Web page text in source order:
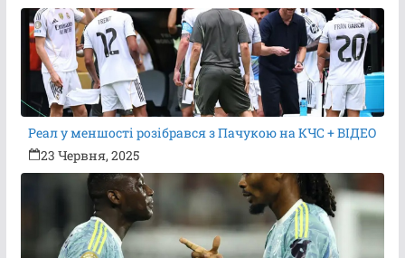
Реал у меншості розібрався з Пачукою на КЧС + ВІДЕО
23 Червня, 2025